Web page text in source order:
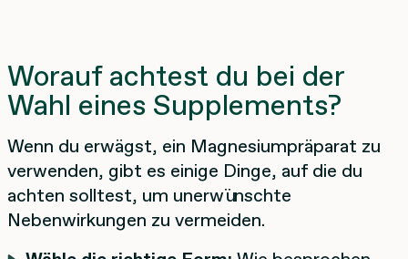
Worauf achtest du bei der
Wahl eines Supplements?
Wenn du erwägst, ein Magnesiumpräparat zu
verwenden, gibt es einige Dinge, auf die du
achten solltest, um unerwünschte
Nebenwirkungen zu vermeiden.